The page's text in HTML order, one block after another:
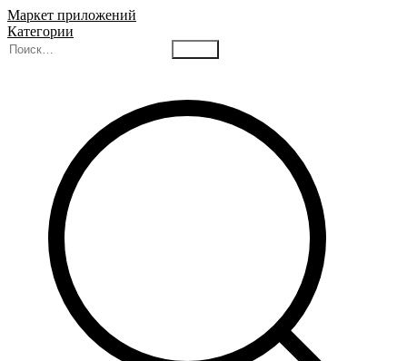
Маркет приложений
Категории